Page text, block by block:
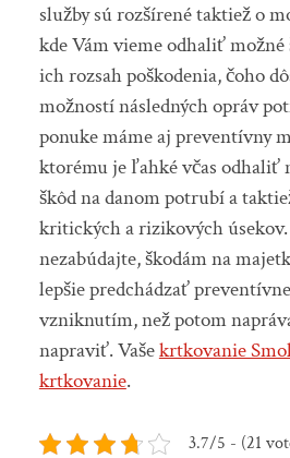
služby sú rozšírené taktiež o
kde Vám vieme odhaliť
ich rozsah poškodenia, čoho
možností následných opráv
ponuke máme aj preventívny
ktorému je ľahké včas odhaliť
škôd na danom potrubí a
kritických a rizikových
nezabúdajte, škodám na
lepšie predchádzať
vzniknutím, než potom
napraviť. Vašekrtkovanie
krtkovanie.
3.7/5 - (21